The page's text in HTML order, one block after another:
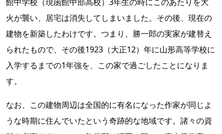
火が襲い、居宅は消失してしまいました。その後、現在の
建物を新築したわけです。つまり、勝一郎の実家が建替え
られたもので、その後1923（大正12）年に山形高等学校に
入学するまでの1年強を、この家で過ごしたことになりま
す。
なお、この建物周辺は全国的に有名になった作家が同じよ
うな時期に住んでいたという奇跡的な地域です。諸々の資